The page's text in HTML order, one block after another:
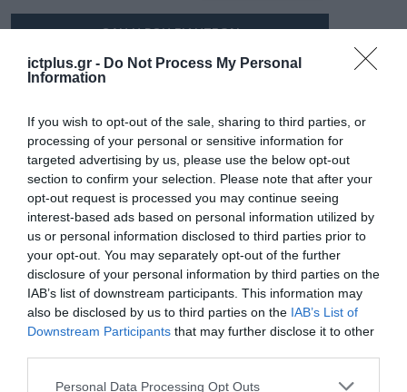
ictplus.gr - Do Not Process My Personal
Information
If you wish to opt-out of the sale, sharing to third parties, or
processing of your personal or sensitive information for
targeted advertising by us, please use the below opt-out
section to confirm your selection. Please note that after your
opt-out request is processed you may continue seeing
interest-based ads based on personal information utilized by
us or personal information disclosed to third parties prior to
your opt-out. You may separately opt-out of the further
disclosure of your personal information by third parties on the
IAB’s list of downstream participants. This information may
also be disclosed by us to third parties on the IAB’s List of
Downstream Participants that may further disclose it to other
Please note that this website/app uses one or more Google
Personal Data Processing Opt Outs
ΟΛΗ Η ΡΟΗ ΕΙΔΗΣΕΩΝ
APPS